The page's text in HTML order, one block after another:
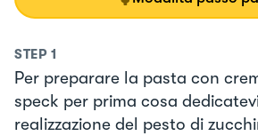
STEP 1
Per preparare la pasta con
speck per prima cosa
realizzazione del pesto di